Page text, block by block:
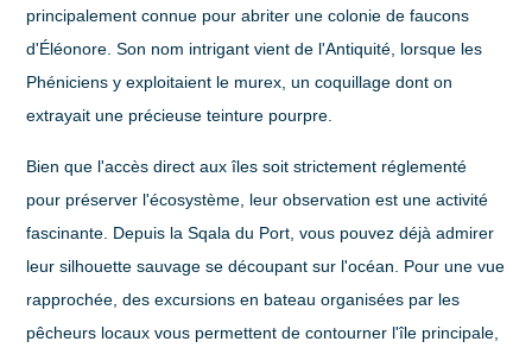
principalement connue pour abriter une colonie de faucons
d'Éléonore. Son nom intrigant vient de l'Antiquité, lorsque les
Phéniciens y exploitaient le murex, un coquillage dont on
extrayait une précieuse teinture pourpre.
Bien que l'accès direct aux îles soit strictement réglementé
pour préserver l'écosystème, leur observation est une activité
fascinante. Depuis la Sqala du Port, vous pouvez déjà admirer
leur silhouette sauvage se découpant sur l'océan. Pour une vue
rapprochée, des excursions en bateau organisées par les
pêcheurs locaux vous permettent de contourner l'île principale,